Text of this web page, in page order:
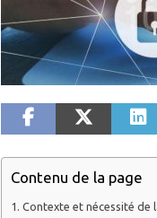
Contenu de la page
Contexte et nécessité de